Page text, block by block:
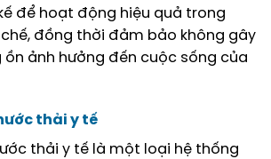
để hoạt động hiệu quả trong
đồng thời đảm bảo không gây
ồn ảnh hưởng đến cuộc sống của
thải y tế
thải y tế là một loại hệ thống